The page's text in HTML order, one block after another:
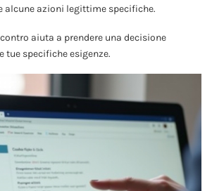
alcune azioni legittime specifiche.
aiuta a prendere una decisione
tue specifiche esigenze.